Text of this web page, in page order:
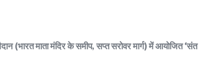
(भारत माता मंदिर के समीप, सप्त सरोवर मार्ग) में आयोजित ‘संत